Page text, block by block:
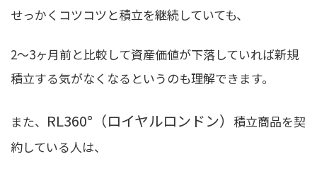
せっかくコツコツと積立を継続していても、
2〜3ヶ月前と比較して資産価値が下落していれば新規
積立する気がなくなるというのも理解できます。
また、 RL360°（ロイヤルロンドン） 積立商品を契
約している人は、